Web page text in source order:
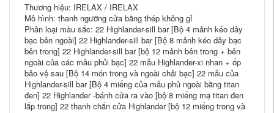
Thương hiệu: IRELAX / IRELAX
Mô hình: thanh ngưỡng cửa bằng thép không gỉ
Phân loại màu sắc: 22 Highlander-sill bar [Bộ 4 mảnh kéo dây
bạc bên ngoài] 22 Highlander-sill bar [Bộ 8 mảnh kéo dây bạc
bên trong] 22 Highlander-sill bar [bộ 12 mảnh bên trong + bên
ngoài của các mẫu phủi bạc] 22 mẫu Highlander-xi nhan + ốp
bảo vệ sau [Bộ 14 món trong và ngoài chải bạc] 22 mẫu của
Highlander-sill bar [Bộ 4 miếng của mẫu phủ ngoài bằng titan
đen] 22 Highlander -bánh cửa ra vào [bộ 8 miếng mạ titan đen
lắp trong] 22 thanh chắn cửa Highlander [bộ 12 miếng trong và